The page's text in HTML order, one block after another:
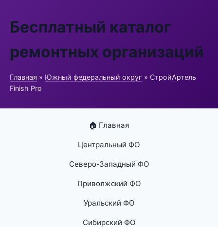
Бесплатный каталог
ремонтных организаций
Главная » Южный федеральный округ » СтройАртель
Finish Pro
🏠 Главная
Центральный ФО
Северо-Западный ФО
Приволжский ФО
Уральский ФО
Сибирский ФО